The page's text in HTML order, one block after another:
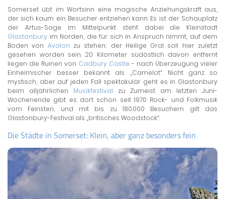
Somerset übt im Wortsinn eine magische Anziehungskraft aus,
der sich kaum ein Besucher entziehen kann: Es ist der Schauplatz
der Artus-Sage. Im Mittelpunkt steht dabei die Kleinstadt
Glastonbury im Norden, die für sich in Anspruch nimmt, auf dem
Boden von Avalon zu stehen; der Heilige Gral soll hier zuletzt
gesehen worden sein. 20 Kilometer südöstlich davon entfernt
liegen die Ruinen von Cadbury Castle - nach Überzeugung vieler
Einheimischer besser bekannt als „Camelot“. Nicht ganz so
mystisch, aber auf jeden Fall spektakulär geht es in Glastonbury
beim alljährlichen Musikfestival zu: Zumeist am letzten Juni-
Wochenende gibt es dort schon seit 1970 Rock- und Folkmusik
vom Feinsten, und mit bis zu 180.000 Besuchern gilt das
Glastonbury-Festival als „britisches Woodstock“.
Die Städte in Somerset: Klein, aber ganz besonders fein